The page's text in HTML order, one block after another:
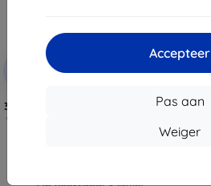
Accepteer
Pas aan
Weiger
met
EXTRA10
3mk FlexibleGlass hybride gehard
glas voor Onyx Boox Note Air 3 /